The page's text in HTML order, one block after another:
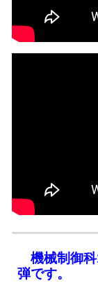
機械制御
弾です。